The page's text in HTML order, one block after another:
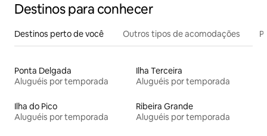
Destinos para conhecer
Destinos perto de você Outros tipos de acomodações
Ponta Delgada
Aluguéis por temporada
Ilha Terceira
Aluguéis por temporada
Ilha do Pico
Aluguéis por temporada
Ribeira Grande
Aluguéis por temporada